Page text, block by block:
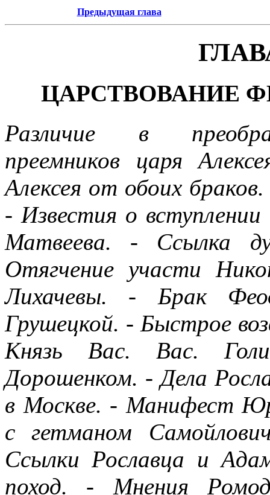
Предыдущая глава
ЦАРСТВОВАНИЕ
Различие в
преемников царя
Алексея от обоих
- Известия о
Матвеева. - Ссылка
Отягчение участи
Лихачевы. - Брак
Грушецкой. - Быстрое
Князь Вас. Вас.
Дорошенком. - Дела
в Москве. - Манифест
с гетманом
Ссылки Рославца и
поход. - Мнения